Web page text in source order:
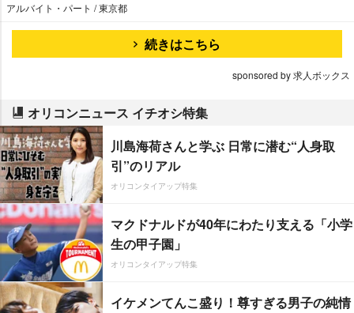
アルバイト・パート / 東京都
続きはこちら
sponsored by 求人ボックス
オリコンニュース イチオシ特集
川島海荷さんと学ぶ 日常に潜む“人身取
引”のリアル
オリコンタイアップ特集
マクドナルドが40年にわたり支える「小学
生の甲子園」
オリコンタイアップ特集
イケメンてんこ盛り！尊すぎる男子の純情